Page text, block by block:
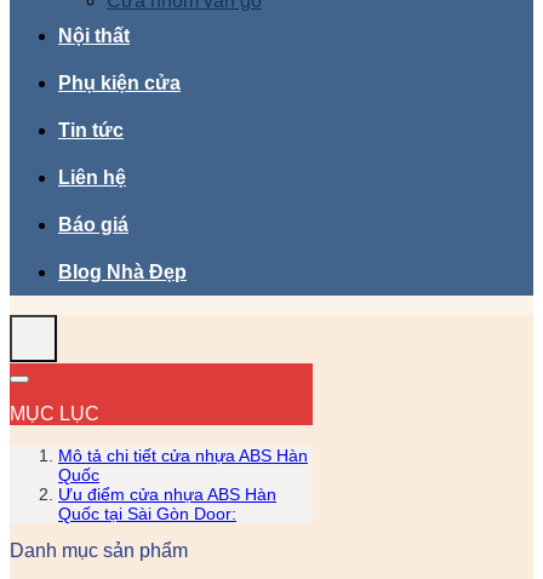
Nội thất
Phụ kiện cửa
Tin tức
Liên hệ
Báo giá
Blog Nhà Đẹp
MỤC LỤC
Mô tả chi tiết cửa nhựa ABS Hàn
Quốc
Ưu điểm cửa nhựa ABS Hàn
Quốc tại Sài Gòn Door:
Danh mục sản phẩm